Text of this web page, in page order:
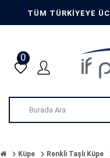
TÜM TÜRKİYEYE
0
Küpe Renkli Taşlı Küpe